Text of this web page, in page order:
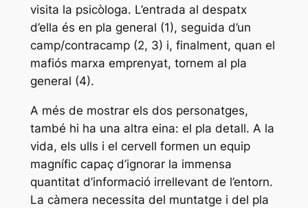
visita la psicòloga. L’entrada al despatx
d’ella és en pla general (1), seguida d’un
camp/contracamp (2, 3) i, finalment, quan el
mafiós marxa emprenyat, tornem al pla
general (4).
A més de mostrar els dos personatges,
també hi ha una altra eina: el pla detall. A la
vida, els ulls i el cervell formen un equip
magnífic capaç d’ignorar la immensa
quantitat d’informació irrellevant de l’entorn.
La càmera necessita del muntatge i del pla